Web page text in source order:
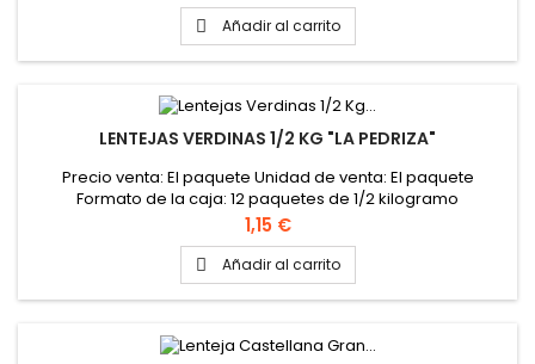
 Añadir al carrito
LENTEJAS VERDINAS 1/2 KG "LA PEDRIZA"
Precio venta: El paquete Unidad de venta: El paquete
Formato de la caja: 12 paquetes de 1/2 kilogramo
Precio
1,15 €
 Añadir al carrito